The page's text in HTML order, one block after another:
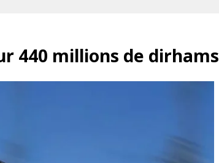
440 millions de dirhams